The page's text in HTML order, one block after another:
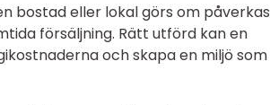
bostad eller lokal görs om påverkas
försäljning. Rätt utförd kan en
och skapa en miljö som